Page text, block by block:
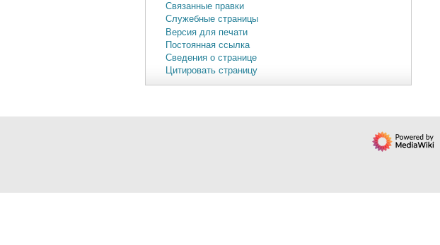
Связанные правки
Служебные страницы
Версия для печати
Постоянная ссылка
Сведения о странице
Цитировать страницу